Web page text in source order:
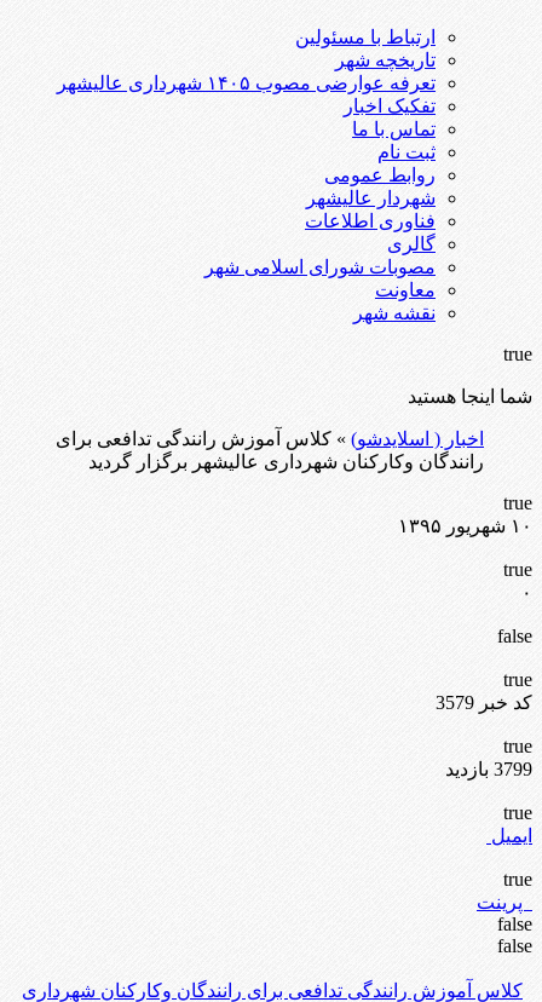
ارتباط با مسئولین
تاریخچه شهر
تعرفه عوارضی مصوب ۱۴۰۵ شهرداری عالیشهر
تفکیک اخبار
تماس با ما
ثبت نام
روابط عمومی
شهردار عالیشهر
فناوری اطلاعات
گالری
مصوبات شورای اسلامی شهر
معاونت
نقشه شهر
true
شما اینجا هستید
اخبار ( اسلایدشو) » کلاس آموزش رانندگی تدافعی برای
رانندگان وکارکنان شهرداری عالیشهر برگزار گردید
true
۱۰ شهریور ۱۳۹۵
true
۰
false
true
کد خبر 3579
true
3799 بازدید
true
ایمیل
true
پرینت
false
false
کلاس آموزش رانندگی تدافعی برای رانندگان وکارکنان شهرداری